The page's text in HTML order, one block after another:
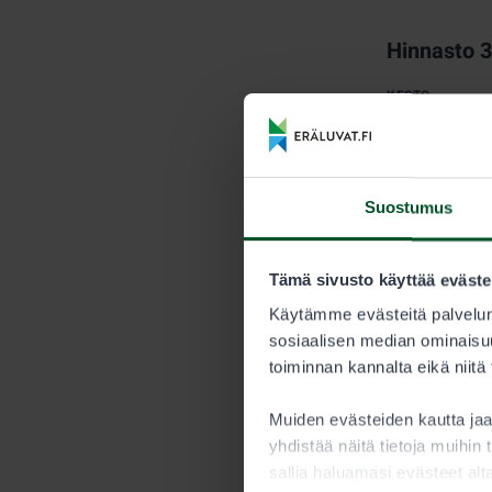
Suostumus
Tämä sivusto käyttää
Käytämme evästeitä
sosiaalisen median
toiminnan kannalta eikä
Muiden evästeiden kautta
yhdistää näitä tietoja muihin
sallia haluamasi evästeet
Hinnasto
KESTO
myytävien
saavutetaan.
Metsästäjän
Alle 15-